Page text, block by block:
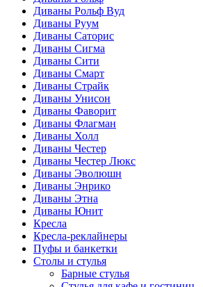
Диваны Рольф Вуд
Диваны Руум
Диваны Саторис
Диваны Сигма
Диваны Сити
Диваны Смарт
Диваны Страйк
Диваны Унисон
Диваны Фаворит
Диваны Флагман
Диваны Холл
Диваны Честер
Диваны Честер Люкс
Диваны Эволюшн
Диваны Энрико
Диваны Этна
Диваны Юнит
Кресла
Кресла-реклайнеры
Пуфы и банкетки
Столы и стулья
Барные стулья